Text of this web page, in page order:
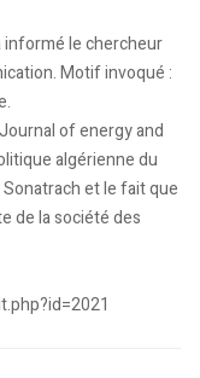
informé le chercheur
Motif invoqué :
of energy and
algérienne du
Sonatrach et le fait que
de la société des